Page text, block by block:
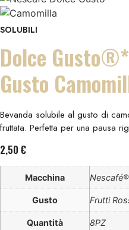
SOLUBILI
Dolce
Gusto
Bevanda solubile al gusto di
fruttata. Perfetta per una pausa
2,50 €
Macchina
Gusto Frutti
Quantità 8PZ